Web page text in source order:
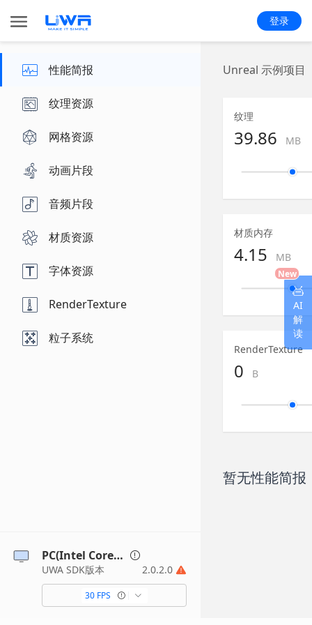
登录
性能简报
纹理资源
网格资源
动画片段
音频片段
材质资源
字体资源
RenderTexture
粒子系统
PC(Intel Core i7 2.90GHz/Intel(R) UHD Graphics 630)
UWA SDK版本 2.0.2.0
30 FPS
Unreal 示例项目
纹理
39.86 MB
材质内存
4.15 MB
RenderTexture
0 B
暂无性能简报
New
AI
解
读